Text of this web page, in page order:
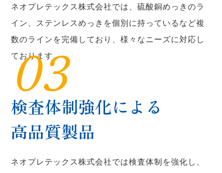
ネオプレテックス株式会社では、硫酸銅めっきのラ
イン、ステンレスめっきを個別に持っているなど複
数のラインを完備しており、様々なニーズに対応し
ております。
03
検査体制強化による
高品質製品
ネオプレテックス株式会社では検査体制を強化し、